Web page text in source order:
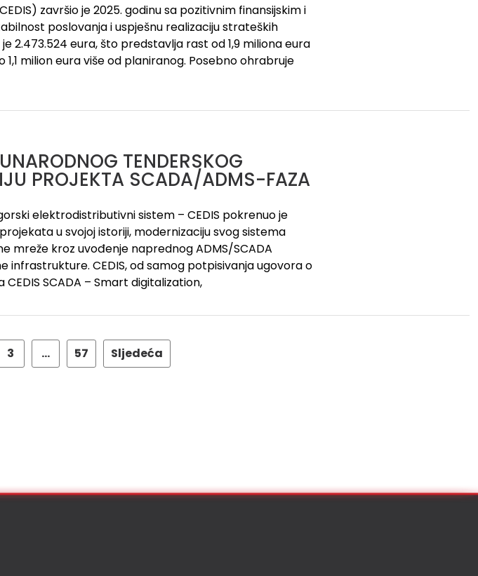
završio je 2025. godinu sa pozitivnim finansijskim i
poslovanja i uspješnu realizaciju strateških
2.473.524 eura, što predstavlja rast od 1,9 miliona eura
milion eura više od planiranog. Posebno ohrabruje
TENDERSKOG
PROJEKTA SCADA/ADMS-FAZA
elektrodistributivni sistem – CEDIS pokrenuo je
u svojoj istoriji, modernizaciju svog sistema
mreže kroz uvođenje naprednog ADMS/SCADA
CEDIS, od samog potpisivanja ugovora o
SCADA – Smart digitalization,
3 … 57 Sljedeća